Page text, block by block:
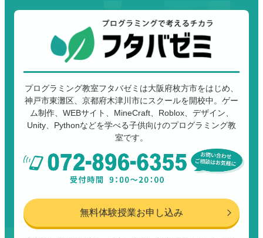
プログラミング教室フタバゼミは大阪府枚方市をはじめ、
神戸市東灘区、京都府木津川市にスクールを開校中。ゲー
ム制作、WEBサイト、MineCraft、Roblox、デザイン、
Unity、Pythonなどを学べる子供向けのプログラミング教
室です。
無料体験授業お申し込み